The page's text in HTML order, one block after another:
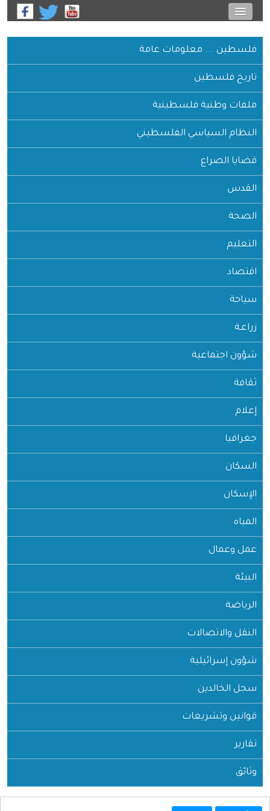
فلسطين ... معلومات عامة
تاريخ فلسطين
ملفات وطنية فلسطينية
النظام السياسي الفلسطيني
قضايا الصراع
القدس
الصحة
التعليم
اقتصاد
سياحة
زراعـة
شؤون اجتماعية
ثقافة
إعلام
جغرافيا
السكان
الإسكان
المياه
عمل وعمال
البيئة
الرياضة
النقل والاتصالات
شؤون إسرائيلية
سجل الخالدين
قوانين وتشريعات
تقارير
وثائق